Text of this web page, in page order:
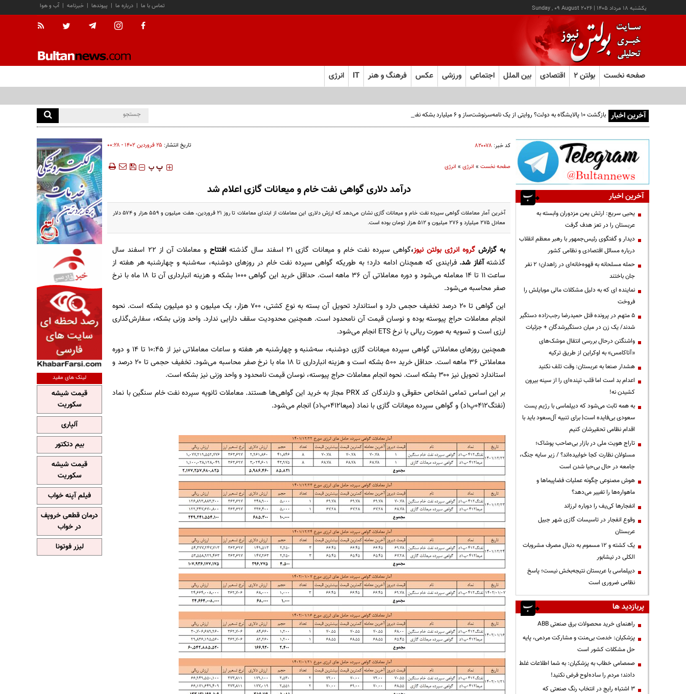
يکشنبه ۱۸ مرداد ۱۴۰۵ |
Sunday , 09 August 2026 آب و هوا | خبرنامه | پیوندها | درباره ما | تماس با ما
صفحه نخست بولتن ۲ اقتصادی بین الملل اجتماعی ورزشی عکس فرهنگ و هنر IT انرژی
آخرین اخبار بازگشت ۱۰ پالایشگاه به دولت؟ روایتی از یک نامه‌سرنوشت‌ساز و ۶ میلیارد بشکه نفتِ بدون‌حساب
کد خبر: ۸۲۰۰۷۸ تاریخ انتشار: ۲۵ فروردين ۱۴۰۲ - ۰۰:۲۸
صفحه نخست» انرژی» انرژی ‍‍‍ پ پ
درآمد دلاری گواهی نفت خام و میعانات گازی اعلام شد
آخرین آمار معاملات گواهی سپرده نفت خام و میعانات گازی نشان می‌دهد که ارزش دلاری این معاملات از ابتدای معاملات تا روز ۲۱ فروردین، هفت میلیون و ۵۵۹ هزار و ۵۷۴ دلار
معادل ۲۷۵ میلیارد و ۲۷۶ میلیون و ۵۱۲ هزار تومان بوده است.
به گزارش گروه انرژی بولتن نیوز،گواهی سپرده نفت خام و میعانات گازی ۲۱ اسفند سال گذشته افتتاح
و معاملات آن از ۲۲ اسفند سال
گذشتهآغاز شد.فرایندی که همچنان ادامه دارد؛ به طوریکه گواهی سپرده نفت خام در روزهای دوشنبه، سه‌شنبه و چهارشنبه هر هفته از
ساعت ۱۱ تا ۱۴ معامله می‌شود و دوره معاملاتی آن ۳۶ ماهه است. حداقل خرید این گواهی ۱۰۰۰ بشکه و هزینه انبارداری آن تا ۱۸ ماه با نرخ
صفر محاسبه می‌شود.
این گواهی تا ۲۰ درصد تخفیف حجمی دارد و استاندارد تحویل آن بسته به نوع کشتی، ۷۰۰ هزار، یک میلیون و دو میلیون بشکه است. نحوه
انجام معاملات حراج پیوسته بوده و نوسان قیمت آن نامحدود است. همچنین محدودیت سقف دارایی ندارد. واحد وزنی بشکه، سفارش‌گذاری
ارزی است و تسویه به صورت ریالی با نرخ ETS انجام می‌شود.
همچنین روزهای معاملاتی گواهی سپرده میعانات گازی دوشنبه، سه‌شنبه و چهارشنبه هر هفته و ساعات معاملاتی نیز از ۱۰:۴۵ تا ۱۴ و دوره
معاملاتی ۳۶ ماهه است. حداقل خرید ۵۰۰ بشکه است و هزینه انبارداری تا ۱۸ ماه با نرخ صفر محاسبه می‌شود. تخفیف حجمی تا ۲۰ درصد و
استاندارد تحویل نیز ۳۰۰ بشکه است. نحوه انجام معاملات حراج پیوسته، نوسان قیمت نامحدود و واحد وزنی نیز بشکه است.
بر این اساس تمامی اشخاص حقوقی و دارندگان کد PRX مجاز به خرید این گواهی‌ها هستند. معاملات ثانویه سپرده نفت خام سنگین با نماد
(نفتگ۰۴۱۲پ۱د) و گواهی سپرده میعانات گازی با نماد (میعا۰۴۱۲پ۱د) انجام می‌شود.
آخرین اخبار
یحیی سریع: ارتش یمن مزدوران وابسته به
عربستان را در تعز هدف گرفت
دیدار و گفتگوی رئیس‌جمهور با رهبر معظم انقلاب
درباره مسائل اقتصادی و نظامی کشور
حمله مسلحانه به قهوه‌خانه‌ای در زاهدان؛ ۲ نفر
جان باختند
نماینده ای که به دلیل مشکلات مالی موبایلش را
فروخت
۵ متهم در پرونده قتل حمیدرضا رجب‌زاده دستگیر
شدند/ یک زن در میان دستگیرشدگان + جزئیات
واشنگتن درحال بررسی انتقال موشک‌های
«آتاکامس» به اوکراین از طریق ترکیه
هشدار صنعا به عربستان: وقت تلف نکنید
اعدام بد است اما قلب تپنده‌ای را از سینه بیرون
کشیدن نه!
به همه ثابت می‌شود که دیپلماسی با رژیم پست
سعودی بی‌فایده است| برای تنبیه آل‌سعود باید با
اقدام نظامی تحقیرشان کنیم
تاراج هویت ملی در بازار بی‌صاحب پوشاک؛
مسئولان نظارت کجا خوابیده‌اند؟ / زیر سایه جنگ،
جامعه در حال بی‌حیا شدن است
هوش مصنوعی چگونه عملیات فضاپیماها و
ماهواره‌ها را تغییر می‌دهد؟
انفجارها کی‌یف را دوباره لرزاند
وقوع انفجار در تاسیسات گازی شهر جبیل
عربستان
یک کشته و ۱۲ مسموم به دنبال مصرف مشروبات
الکلی در نیشابور
دیپلماسی با عربستان نتیجه‌بخش نیست؛ پاسخ
نظامی ضروری است
پربازدید ها
راهنمای خرید محصولات برق صنعتی ABB
پزشکیان: خدمت بی‌منت و مشارکت مردمی، پایه
حل مشکلات کشور است
صمصامی خطاب به پزشکیان: به شما اطلاعات غلط
دادند؛ مردم را ساده‌لوح فرض نکنید!
3 اشتباه رایج در انتخاب رنگ صنعتی که
لینک های مفید
قیمت شیشه
سکوریت
آلپاری
بیم دتکتور
قیمت شیشه
سکوریت
فیلم آپنه خواب
درمان قطعی خروپف
در خواب
لیزر فوتونا